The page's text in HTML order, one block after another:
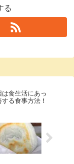
る
食生活にあっ
る食事方法！